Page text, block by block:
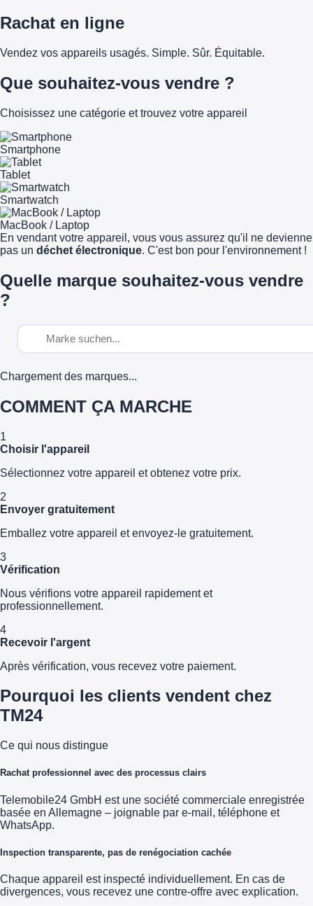
Rachat en ligne
Vendez vos appareils usagés. Simple. Sûr. Équitable.
Que souhaitez-vous vendre ?
Choisissez une catégorie et trouvez votre appareil
Smartphone
Tablet
Smartwatch
MacBook / Laptop
En vendant votre appareil, vous vous assurez qu'il ne devienne
pas un déchet électronique. C'est bon pour l'environnement !
Quelle marque souhaitez-vous vendre
?
Chargement des marques...
COMMENT ÇA MARCHE
1
Choisir l'appareil
Sélectionnez votre appareil et obtenez votre prix.
2
Envoyer gratuitement
Emballez votre appareil et envoyez-le gratuitement.
3
Vérification
Nous vérifions votre appareil rapidement et
professionnellement.
4
Recevoir l'argent
Après vérification, vous recevez votre paiement.
Pourquoi les clients vendent chez
TM24
Ce qui nous distingue
Rachat professionnel avec des processus clairs
Telemobile24 GmbH est une société commerciale enregistrée
basée en Allemagne – joignable par e-mail, téléphone et
WhatsApp.
Inspection transparente, pas de renégociation cachée
Chaque appareil est inspecté individuellement. En cas de
divergences, vous recevez une contre-offre avec explication.